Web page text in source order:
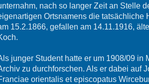
nach so langer Zeit an Stelle
Ortsnamens die tatsächliche
15.2.1866, gefallen am 14.11.1916,
junger Student hatte er um 1908/09 in
zu durchforschen. Als er dabei auf
orientalis et episcopatus